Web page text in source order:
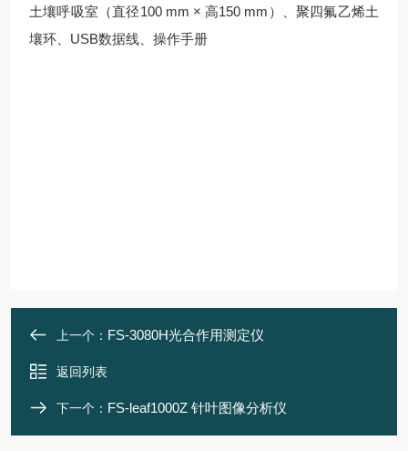
土壤呼吸室（直径100 mm × 高150 mm）、聚四氟乙烯土
壤环、USB数据线、操作手册
上一个： FS-3080H光合作用测定仪
返回列表
下一个： FS-leaf1000Z 针叶图像分析仪